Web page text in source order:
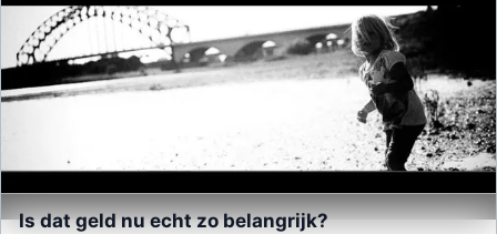
Is dat geld nu echt zo belangrijk?